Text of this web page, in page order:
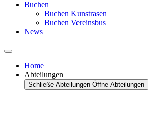
Buchen
Buchen Kunstrasen
Buchen Vereinsbus
News
Home
Abteilungen
Schließe Abteilungen Öffne Abteilungen